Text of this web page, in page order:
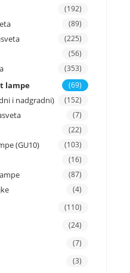
(192)
(89)
(225)
(56)
(353)
lampe (69)
i nadgradni) (152)
(7)
(22)
(GU10) (103)
(16)
(87)
(4)
(110)
(24)
(7)
(3)